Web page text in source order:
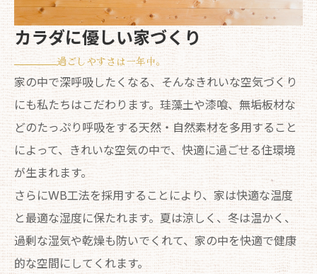
カラダに優しい家づくり
過ごしやすさは一年中。
家の中で深呼吸したくなる、そんなきれいな空気づくり
にも私たちはこだわります。珪藻土や漆喰、無垢板材な
どのたっぷり呼吸をする天然・自然素材を多用すること
によって、きれいな空気の中で、快適に過ごせる住環境
が生まれます。
さらにWB工法を採用することにより、家は快適な温度
と最適な湿度に保たれます。夏は涼しく、冬は温かく、
過剰な湿気や乾燥も防いでくれて、家の中を快適で健康
的な空間にしてくれます。